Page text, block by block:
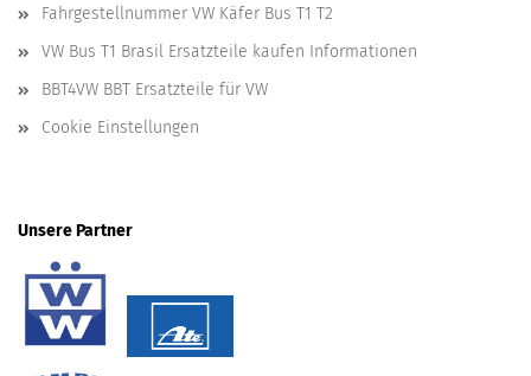
Fahrgestellnummer VW Käfer Bus T1 T2
VW Bus T1 Brasil Ersatzteile kaufen Informationen
BBT4VW BBT Ersatzteile für VW
Cookie Einstellungen
Unsere Partner